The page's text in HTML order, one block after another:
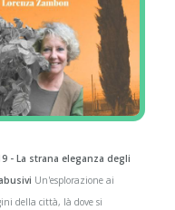
- La strana eleganza degli
Un'esplorazione ai
della città, là dove si